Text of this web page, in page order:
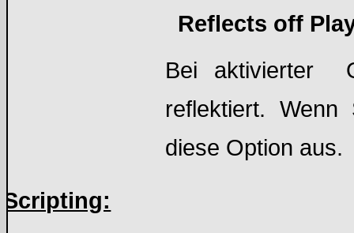
Reflects off
Bei aktivierter
reflektiert.
diese Option aus.
Scripting: